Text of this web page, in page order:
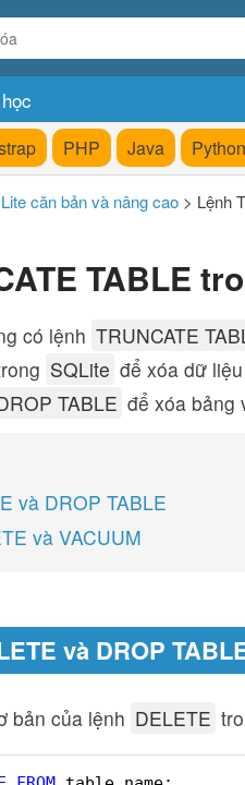
PHP Java Python
căn bản và nâng cao > Lệnh
TABLE
có lệnh TRUNCATE
SQLite để xóa dữ
TABLE để xóa bảng
và DROP TABLE
và VACUUM
và DROP
bản của lệnh DELETE